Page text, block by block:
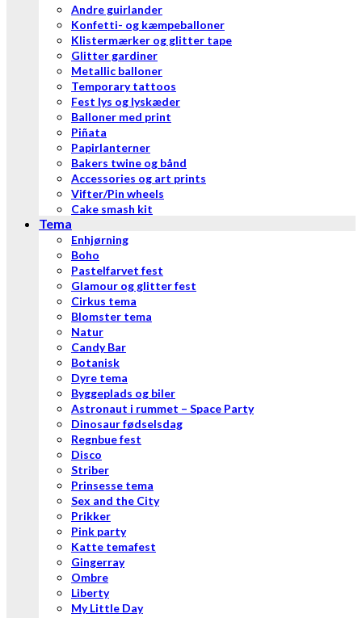
Andre guirlander
Konfetti- og kæmpeballoner
Klistermærker og glitter tape
Glitter gardiner
Metallic balloner
Temporary tattoos
Fest lys og lyskæder
Balloner med print
Piñata
Papirlanterner
Bakers twine og bånd
Accessories og art prints
Vifter/Pin wheels
Cake smash kit
Tema
Enhjørning
Boho
Pastelfarvet fest
Glamour og glitter fest
Cirkus tema
Blomster tema
Natur
Candy Bar
Botanisk
Dyre tema
Byggeplads og biler
Astronaut i rummet – Space Party
Dinosaur fødselsdag
Regnbue fest
Disco
Striber
Prinsesse tema
Sex and the City
Prikker
Pink party
Katte temafest
Gingerray
Ombre
Liberty
My Little Day